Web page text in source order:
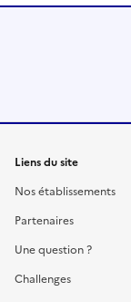
Liens du site
Nos établissements
Partenaires
Une question ?
Challenges